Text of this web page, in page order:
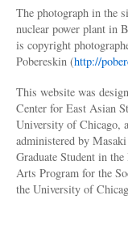
The photograph in the
nuclear power plant in
is copyright
Pobereskin (http://
This website was
Center for East Asian
University of Chicago,
administered by
Graduate Student in
Arts Program for the
the University of